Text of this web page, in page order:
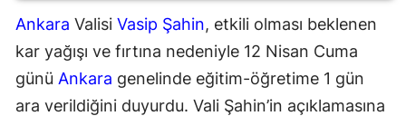
Ankara Valisi Vasip Şahin, etkili olması beklenen
kar yağışı ve fırtına nedeniyle 12 Nisan Cuma
günü Ankara genelinde eğitim-öğretime 1 gün
ara verildiğini duyurdu. Vali Şahin’in açıklamasına